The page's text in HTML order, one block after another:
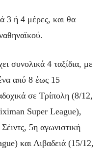
3 ή 4 μέρες, και θα
συνολικά 4 ταξίδια, με
από 8 έως 15
σε Τρίπολη (8/12,
Super League),
5η αγωνιστική
και Λιβαδειά (15/12,